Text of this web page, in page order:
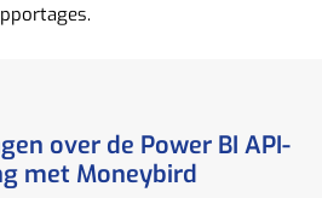
over de Power BI API-
met Moneybird